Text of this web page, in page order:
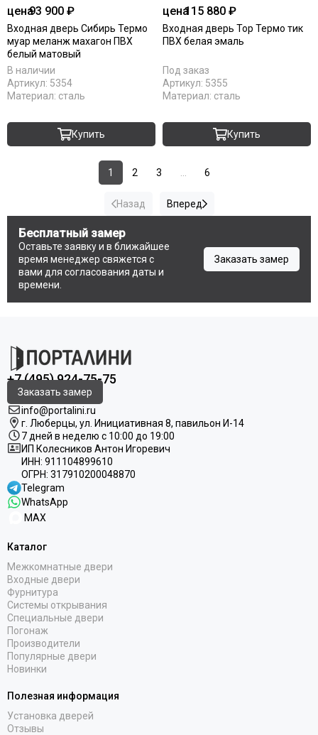
цена93 900 ₽
Входная дверь Сибирь Термо
муар меланж махагон ПВХ
белый матовый
В наличии
Артикул: 5354
Материал: сталь
Купить
цена115 880 ₽
Входная дверь Тор Термо тик
ПВХ белая эмаль
Под заказ
Артикул: 5355
Материал: сталь
Купить
Назад
1 2 3 6
Вперед
Бесплатный замер
Оставьте заявку и в ближайшее
время менеджер свяжется с
вами для согласования даты и
времени.
Заказать замер
+7 (495) 924-75-75
Заказать замер
info@portalini.ru
г. Люберцы, ул. Инициативная 8, павильон И-14
7 дней в неделю с 10:00 до 19:00
ИП Колесников Антон Игоревич
ИНН: 911104899610
ОГРН: 317910200048870
Telegram
WhatsApp
MAX
Каталог
Межкомнатные двери
Входные двери
Фурнитура
Системы открывания
Специальные двери
Погонаж
Производители
Популярные двери
Новинки
Полезная информация
Установка дверей
Отзывы